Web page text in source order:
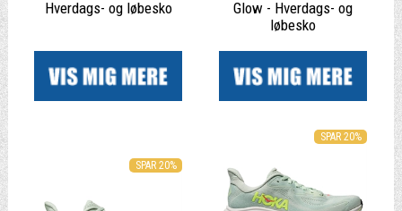
Hverdags- og løbesko
Glow - Hverdags- og
løbesko
SPAR 20%
SPAR 20%